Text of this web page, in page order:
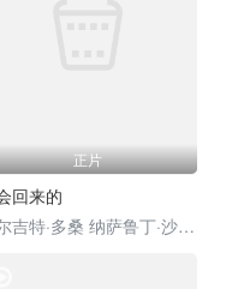
正片
回来的
迪尔吉特·多桑 纳萨鲁丁·沙 维当·雷纳 沙尔瓦里·瓦格 Manish Chaudhari 沙尤尼·古普塔 芭比塔·卡普 拉贾特·卡普尔 Vinod Nagpal 莉娜·夏尔马 Yo Yo Honey Singh 安妮娜·苏哈尼 桑贾伊·萨里